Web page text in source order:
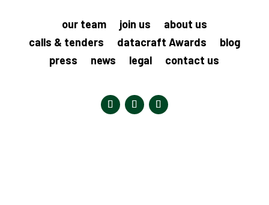
our team join us
about us
calls & tenders
datacraft Awards
blog
press
news legal contact us